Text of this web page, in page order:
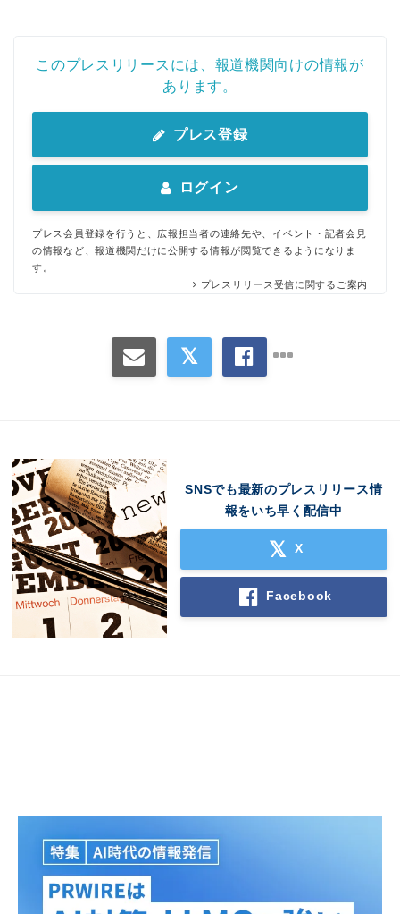
このプレスリリースには、報道機関向けの情報が
あります。
プレス登録
ログイン
プレス会員登録を行うと、広報担当者の連絡先や、イベント・記者会見
の情報など、報道機関だけに公開する情報が閲覧できるようになりま
す。
プレスリリース受信に関するご案内
SNSでも最新のプレスリリース情
報をいち早く配信中
X
Facebook